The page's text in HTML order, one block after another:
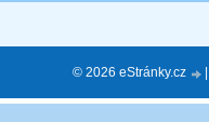
© 2026 eStránky.cz